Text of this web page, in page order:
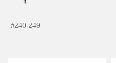
#240-249